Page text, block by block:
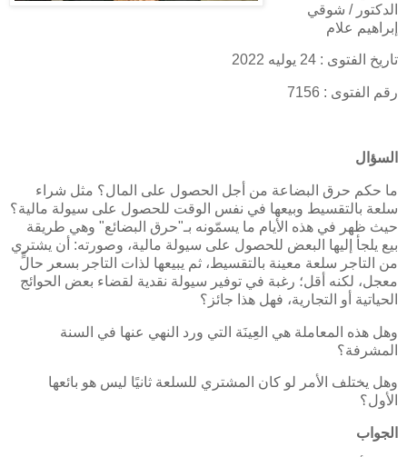
الدكتور / شوقي
إبراهيم علام
تاريخ الفتوى : 24 يوليه 2022
رقم الفتوى : 7156
السؤال
ما حكم حرق البضاعة من أجل الحصول على المال؟ مثل شراء
سلعة بالتقسيط وبيعها في نفس الوقت للحصول على سيولة مالية؟
حيث ظهر في هذه الأيام ما يسمّونه بـ"حرق البضائع" وهي طريقة
بيع يلجأ إليها البعض للحصول على سيولة مالية، وصورته: أن يشتري
من التاجر سلعة معينة بالتقسيط، ثم يبيعها لذات التاجر بسعر حالٍّ
معجل، لكنه أقل؛ رغبة في توفير سيولة نقدية لقضاء بعض الحوائج
الحياتية أو التجارية، فهل هذا جائز؟
وهل هذه المعاملة هي العِينَة التي ورد النهي عنها في السنة
المشرفة؟
وهل يختلف الأمر لو كان المشتري للسلعة ثانيًا ليس هو بائعها
الأول؟
الجواب